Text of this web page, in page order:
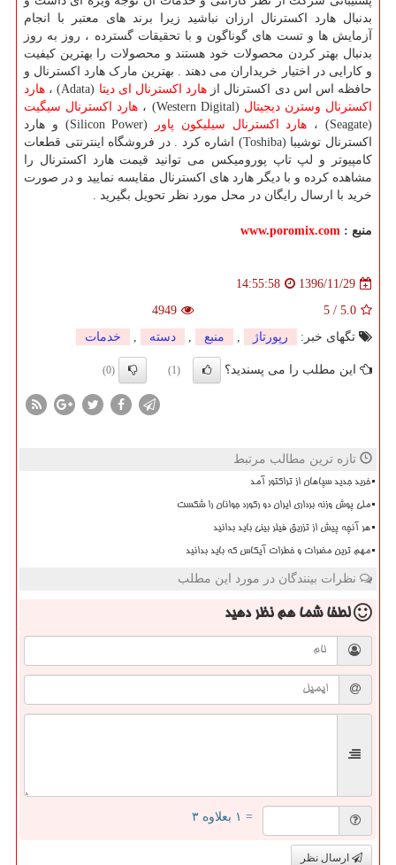
بدنبال هارد اکسترنال ارزان نباشید زیرا برند های معتبر با انجام
آزمایش ها و تست های گوناگون و با تحقیقات گسترده ، روز به روز
بدنبال بهتر کردن محصولات خود هستند و محصولات را بهترین کیفیت
و کارایی در اختیار خریداران می دهند . بهترین مارک هارد اکسترنال و
حافظه اس اس دی اکسترنال از هارد اکسترنال ای دیتا (Adata) ،
هارد
اکسترنال وسترن دیجیتال (Western Digital) ،
هارد اکسترنال سیگیت
(Seagate) ،
هارد اکسترنال سیلیکون پاور
(Silicon Power) و هارد
اکسترنال توشیبا (Toshiba) اشاره کرد . در فروشگاه اینترنتی قطعات
کامپیوتر و لپ تاپ پورومیکس می توانید قیمت هارد اکسترنال را
مشاهده کرده و با دیگر هارد های اکسترنال مقایسه نمایید و در صورت
خرید با ارسال رایگان در محل مورد نظر تحویل بگیرید .
منبع : www.poromix.com
1396/11/29
14:55:58
5.0
/
5
4949
تگهای خبر:
رپورتاژ , منبع , دسته , خدمات
این مطلب را می پسندید؟ (1)
(0)
تازه ترین مطالب مرتبط
خرید جدید سپاهان از تراکتور آمد
ملی پوش وزنه برداری ایران دو رکورد جوانان را شکست
هر آنچه پیش از تزریق فیلر بینی باید بدانید
مهم ترین مضرات و خطرات آیکاس که باید بدانید
نظرات بینندگان در مورد این مطلب
لطفا شما همنظر دهید
= ۱ بعلاوه ۳
ارسال نظر